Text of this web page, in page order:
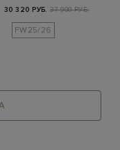
30 320 РУБ. 37 900 РУБ.
FW25/26